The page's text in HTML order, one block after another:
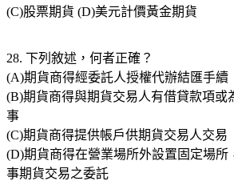
(C)股票期貨 (D)美元計價黃金期貨
28. 下列敘述，何者正確？
(A)期貨商得經委託人授權代辦結匯手續
(B)期貨商得與期貨交易人有借貸款項或
事
(C)期貨商得提供帳戶供期貨交易人交易
(D)期貨商得在營業場所外設置固定場所
事期貨交易之委託